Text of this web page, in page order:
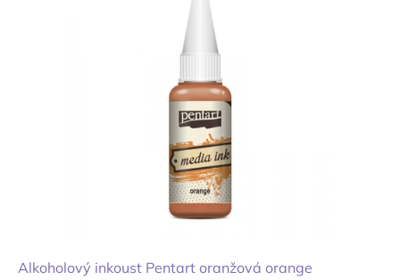
Alkoholový inkoust Pentart oranžová orange